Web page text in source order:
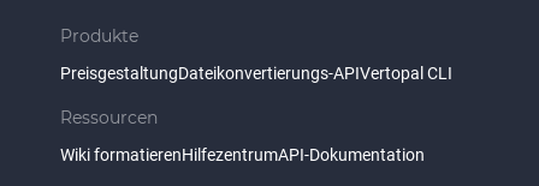
Produkte
PreisgestaltungDateikonvertierungs-APIVertopal CLI
Ressourcen
Wiki formatierenHilfezentrumAPI-Dokumentation